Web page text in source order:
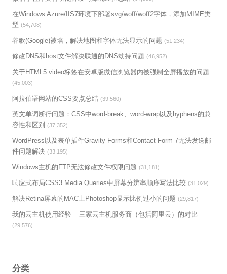
在Windows Azure/IIS7环境下部署svg/woff/woff2字体，添加MIME类
型 (54,708)
谷歌(Google)被墙，解决地图和字体无法显示的问题 (51,234)
修改DNS和host文件解决联通的DNS劫持问题 (46,952)
关于HTML5 video标签在安卓版微信浏览器内被强制全屏播放的问题
(45,003)
阿拉伯语网站的CSS要点总结 (39,560)
英文单词断行问题：CSS中word-break、word-wrap以及hyphens的兼
容性和区别
(37,352)
WordPress以及表单插件Gravity Forms和Contact Form 7无法发送邮
件问题解决 (33,195)
Windows主机的FTP无法修改文件权限问题 (31,181)
响应式布局CSS3 Media Queries中屏幕分辨率顺序写法比较 (31,029)
解决Retina屏幕的MAC上Photoshop显示比例过小的问题 (29,817)
我的云主机使用经验 – 三家云主机服务商（包括阿里云）的对比
(29,576)
分类